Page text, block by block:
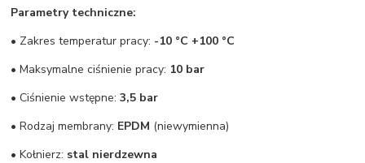
Parametry techniczne:
• Zakres temperatur pracy: -10 °C +100 °C
• Maksymalne ciśnienie pracy: 10 bar
• Ciśnienie wstępne:3,5 bar
• Rodzaj membrany: EPDM (niewymienna)
• Kołnierz: stal nierdzewna